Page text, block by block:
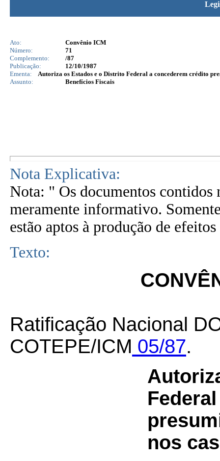
Ato:
Convênio ICM
Número:
71
Complemento:
/87
Publicação:
12/10/1987
Ementa:
Autoriza os Estados e o Distrito Federal a concederem crédito
Assunto:
Benefícios Fiscais
Nota Explicativa:
Nota: " Os documentos contidos
meramente informativo.
estão aptos à produção de
Texto:
Ratificação Nacional
COTEPE/ICM 05/87.
nos